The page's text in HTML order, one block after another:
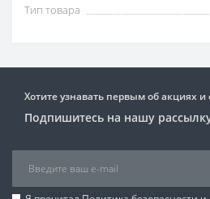
Тип товара
Хотите узнавать первым об акциях и
Подпишитесь на нашу